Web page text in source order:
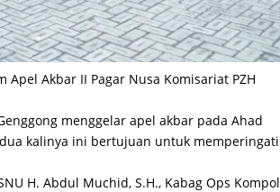
Akbar II Pagar Nusa Komisariat PZH
menggelar apel akbar pada Ahad
kalinya ini bertujuan untuk memperingati
H. Abdul Muchid, S.H., Kabag Ops Kompol